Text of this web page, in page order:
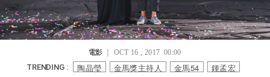
電影｜ OCT 16 , 2017 00:00
TRENDING : 陶晶瑩 金馬獎主持人 金馬54 鍾孟宏